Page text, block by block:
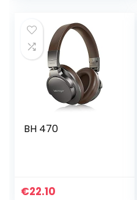
BH 470
€22.10